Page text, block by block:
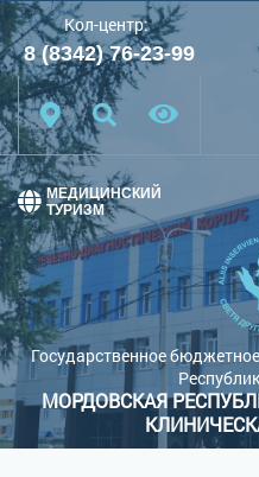
Шрифт: A A A
Цветовая схема:
Обычный сайт
Кол-центр:
8 (8342) 76-23-99
Государственное
МОРДОВСКАЯ
МЕДИЦИНСКИЙ
ТУРИЗМ